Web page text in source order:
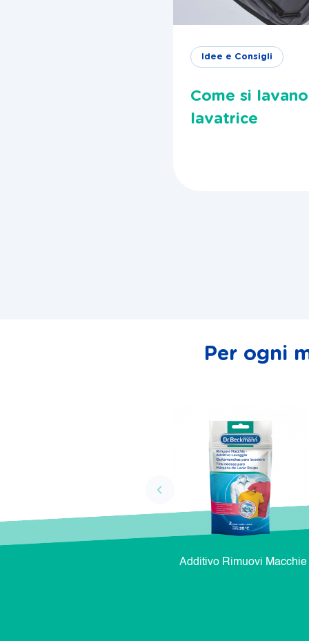
Idee e Consigli
Come si
lavatrice
Per ogni
Additivo Rimuovi Macchie